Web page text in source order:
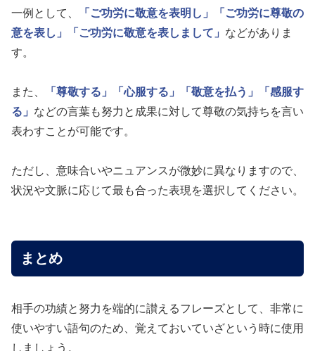
一例として、
「ご功労に敬意を表明し」
「ご功労に尊敬の
意を表し」
「ご功労に敬意を表しまして」 などがありま
す。
また、 「尊敬する」 「心服する」 「敬意を払う」
「感服す
る」 などの言葉も努力と成果に対して尊敬の気持ちを言い
表わすことが可能です。
ただし、意味合いやニュアンスが微妙に異なりますので、
状況や文脈に応じて最も合った表現を選択してください。
まとめ
相手の功績と努力を端的に讃えるフレーズとして、非常に
使いやすい語句のため、覚えておいていざという時に使用
しましょう。